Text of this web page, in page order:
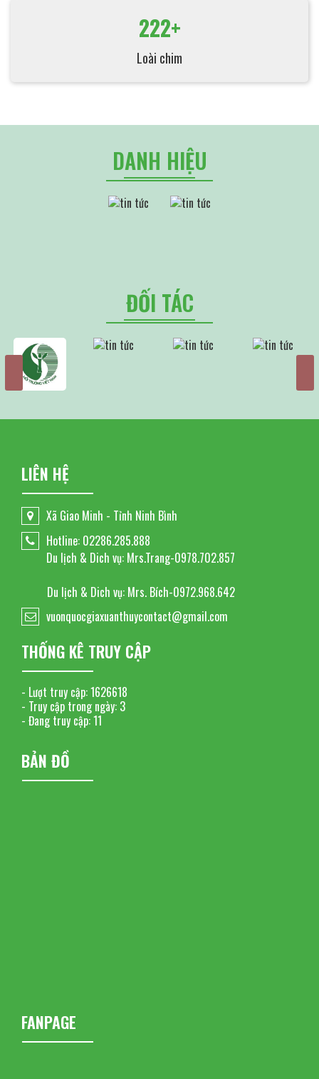
222+
Loài chim
DANH HIỆU
ĐỐI TÁC
LIÊN HỆ
Xã Giao Minh - Tỉnh Ninh Bình
Hotline: 02286.285.888
Du lịch & Dich vụ: Mrs.Trang-0978.702.857
Du lịch & Dich vụ: Mrs. Bích-0972.968.642
vuonquocgiaxuanthuycontact@gmail.com
THỐNG KÊ TRUY CẬP
- Lượt truy cập:1626618
- Truy cập trong ngày: 3
- Đang truy cập:11
BẢN ĐỒ
FANPAGE